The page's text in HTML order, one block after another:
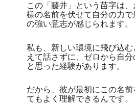
この「藤井」という苗字は
様の名前を伏せて自分の力
の強い意志が感じられます。
私も、新しい環境に飛び込
えて話さずに、ゼロから自
と思った経験があります。
だから、彼が最初にこの名
てもよく理解できるんです。